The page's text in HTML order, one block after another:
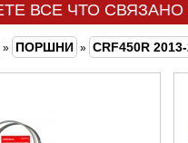
ВСЕ ЧТО
» ПОРШНИ » CRF450R